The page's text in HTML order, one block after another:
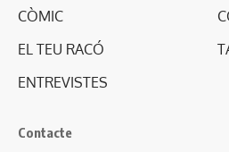
CÒMIC
EL TEU RACÓ
ENTREVISTES
Contacte